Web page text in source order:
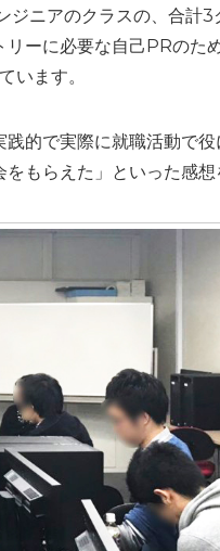
ニアのクラスの、合計3
ーに必要な自己PRのた
います。
的で実際に就職活動で
もらえた」といった感